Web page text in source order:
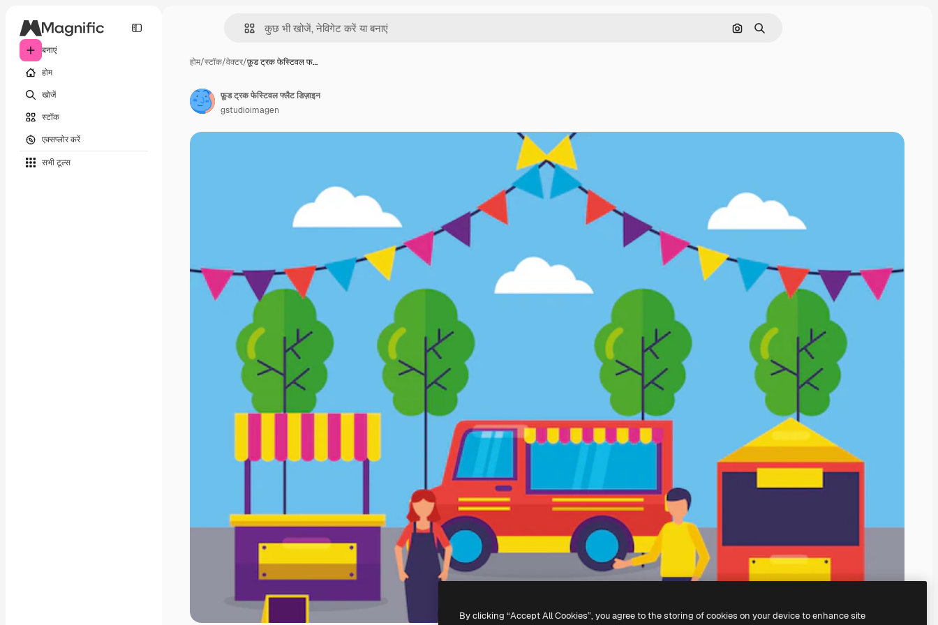
बनाएं
होम
खोजें
स्टॉक
एक्सप्लोर करें
सभी टूल्‍स
इमेज से खोजें
खोजें
होम/स्टॉक/वेक्टर/फ़ूड ट्रक फेस्टिवल फ…
फ़ूड ट्रक फेस्टिवल फ्लैट डिज़ाइन
gstudioimagen
By clicking “Accept All Cookies”, you agree to the storing of cookies on your device to enhance site